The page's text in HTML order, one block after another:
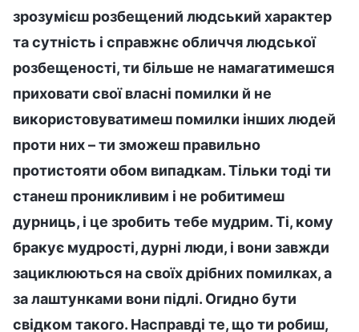
зрозумієш розбещений людський характер
та сутність і справжнє обличчя людської
розбещеності, ти більше не намагатимешся
приховати свої власні помилки й не
використовуватимеш помилки інших людей
проти них – ти зможеш правильно
протистояти обом випадкам. Тільки тоді ти
станеш проникливим і не робитимеш
дурниць, і це зробить тебе мудрим. Ті, кому
бракує мудрості, дурні люди, і вони завжди
зациклюються на своїх дрібних помилках, а
за лаштунками вони підлі. Огидно бути
свідком такого. Насправді те, що ти робиш,